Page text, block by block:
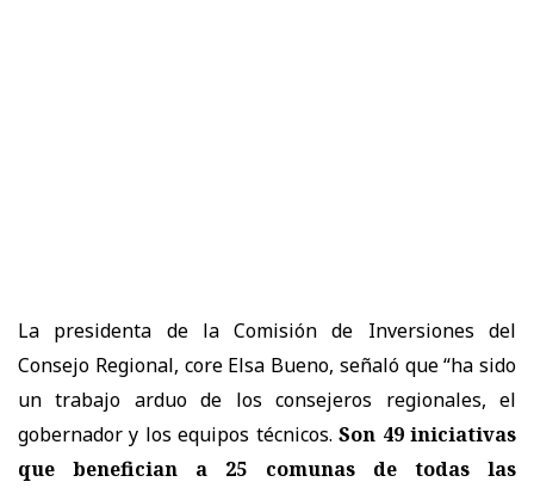
​La presidenta de la Comisión de Inversiones del
Consejo Regional, core Elsa Bueno, señaló que “ha sido
un trabajo arduo de los consejeros regionales, el
gobernador y los equipos técnicos.Son 49 iniciativas
que benefician a 25 comunas de todas las